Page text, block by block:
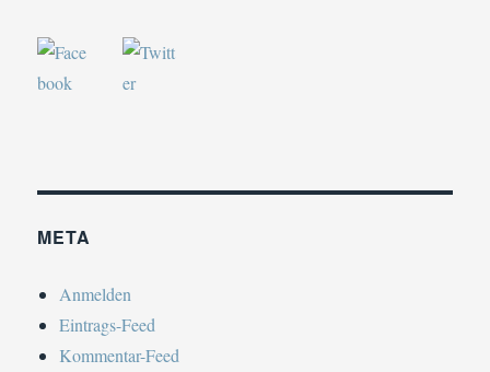
META
Anmelden
Eintrags-Feed
Kommentar-Feed